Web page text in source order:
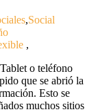
,Social
,
o teléfono
que se abrió la
Esto se
muchos sitios